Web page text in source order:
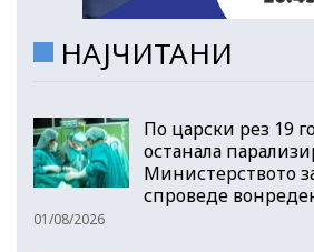
НАЈЧИТАНИ
По царски рез 19
останала
Министерството
спроведе
01/08/2026